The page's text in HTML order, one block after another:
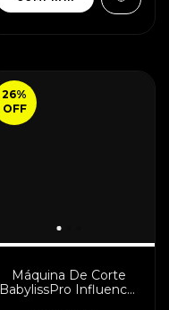
26%
OFF
Máquina De Corte
BabylissPro Influencer